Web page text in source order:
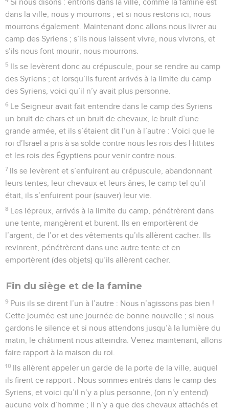
Si nous disons : entrons dans la ville, comme la famine est
dans la ville, nous y mourrons ; et si nous restons ici, nous
mourrons également. Maintenant donc allons nous livrer au
camp des Syriens ; s’ils nous laissent vivre, nous vivrons, et
s’ils nous font mourir, nous mourrons.
5 Ils se levèrent donc au crépuscule, pour se rendre au camp
des Syriens ; et lorsqu’ils furent arrivés à la limite du camp
des Syriens, voici qu’il n’y avait plus personne.
6 Le Seigneur avait fait entendre dans le camp des Syriens
un bruit de chars et un bruit de chevaux, le bruit d’une
grande armée, et ils s’étaient dit l’un à l’autre : Voici que le
roi d’Israël a pris à sa solde contre nous les rois des Hittites
et les rois des Égyptiens pour venir contre nous.
7 Ils se levèrent et s’enfuirent au crépuscule, abandonnant
leurs tentes, leur chevaux et leurs ânes, le camp tel qu’il
était, ils s’enfuirent pour (sauver) leur vie.
8 Les lépreux, arrivés à la limite du camp, pénétrèrent dans
une tente, mangèrent et burent. Ils en emportèrent de
l’argent, de l’or et des vêtements qu’ils allèrent cacher. Ils
revinrent, pénétrèrent dans une autre tente et en
emportèrent (des objets) qu’ils allèrent cacher.
Fin du siège et de la famine
9 Puis ils se dirent l’un à l’autre : Nous n’agissons pas bien !
Cette journée est une journée de bonne nouvelle ; si nous
gardons le silence et si nous attendons jusqu’à la lumière du
matin, le châtiment nous atteindra. Venez maintenant, allons
faire rapport à la maison du roi.
10 Ils allèrent appeler un garde de la porte de la ville, auquel
ils firent ce rapport : Nous sommes entrés dans le camp des
Syriens, et voici qu’il n’y a plus personne, (on n’y entend)
aucune voix d’homme ; il n’y a que des chevaux attachés et